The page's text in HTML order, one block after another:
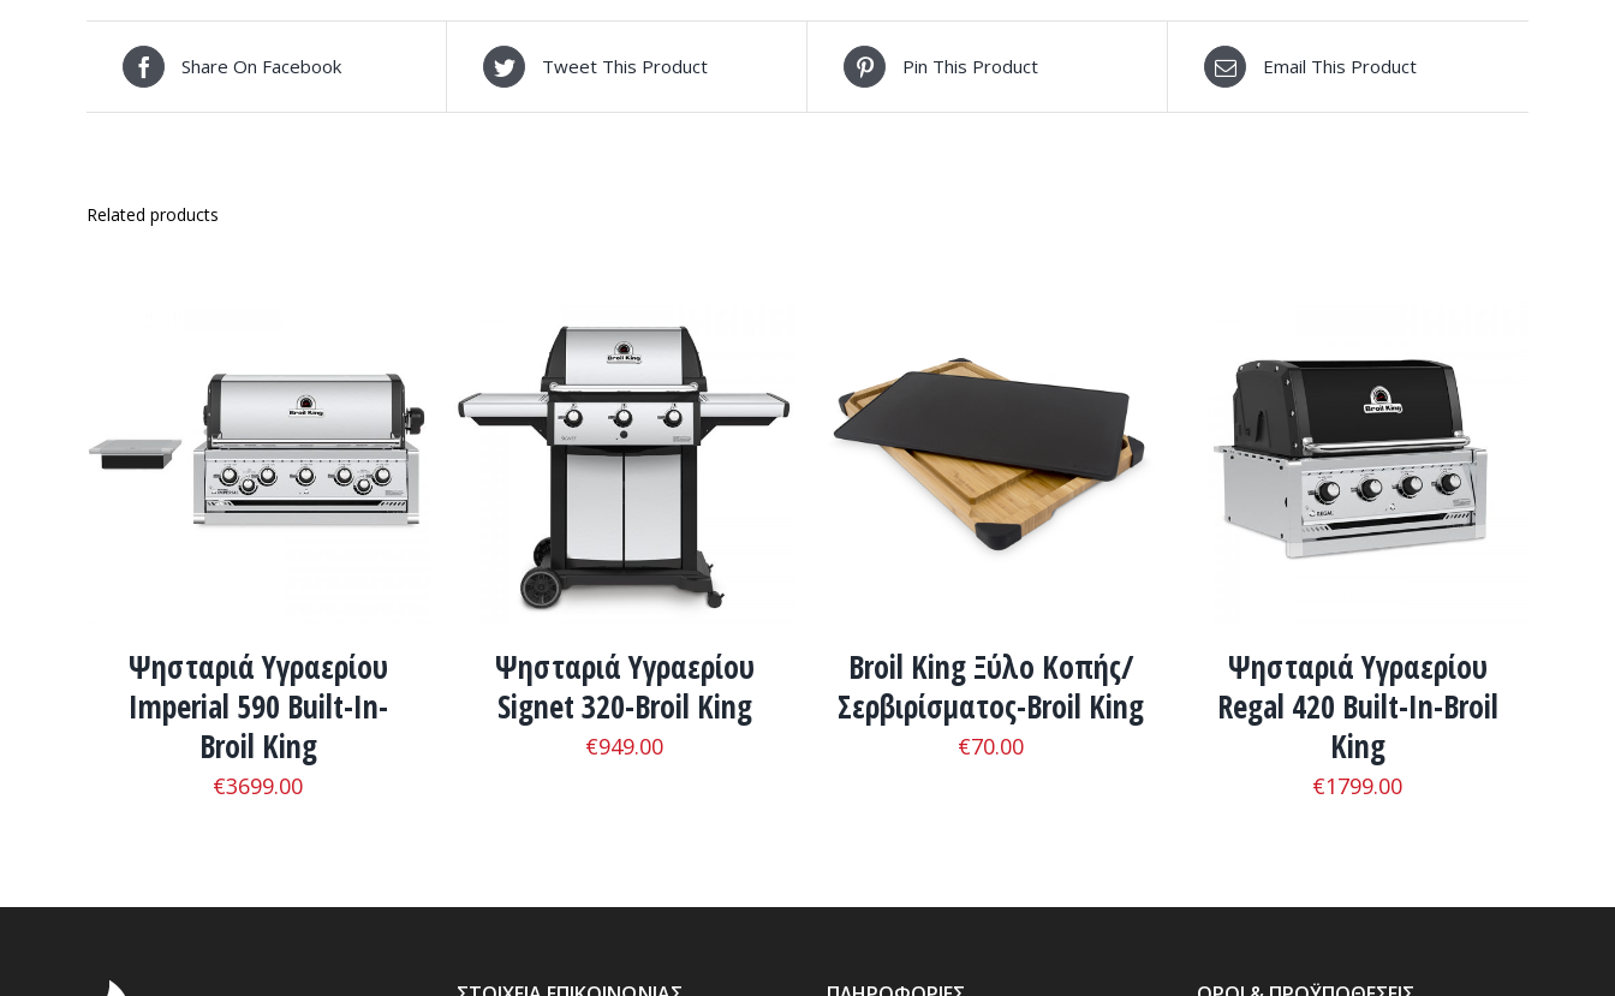
Share On Facebook Tweet This Product Pin This Product Email This Product
Related products
ΛΕΠΤΟΜΈΡΕΙΕΣ
Ψησταριά Υγραερίου
Imperial 590 Built-In-
Broil King
€3699.00
ADD TO CART / ΛΕΠΤΟΜΈΡΕΙΕΣ
Ψησταριά Υγραερίου
Signet 320-Broil King
€949.00
ΛΕΠΤΟΜΈΡΕΙΕΣ
Broil King Ξύλο Κοπής/
Σερβιρίσματος-Broil King
€70.00
ΛΕΠΤΟΜΈΡΕΙΕΣ
Ψησταριά Υγραερίου
Regal 420 Built-In-Broil
King
€1799.00